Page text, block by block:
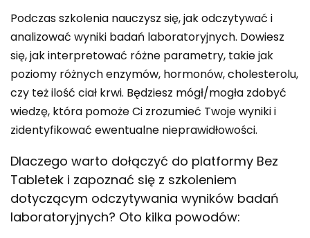
Podczas szkolenia nauczysz się, jak odczytywać i
analizować wyniki badań laboratoryjnych. Dowiesz
się, jak interpretować różne parametry, takie jak
poziomy różnych enzymów, hormonów, cholesterolu,
czy też ilość ciał krwi. Będziesz mógł/mogła zdobyć
wiedzę, która pomoże Ci zrozumieć Twoje wyniki i
zidentyfikować ewentualne nieprawidłowości.
Dlaczego warto dołączyć do platformy Bez
Tabletek i zapoznać się z szkoleniem
dotyczącym odczytywania wyników badań
laboratoryjnych? Oto kilka powodów: